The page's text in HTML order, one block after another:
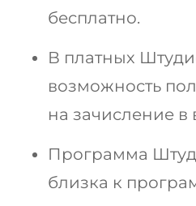
бесплатно.
В платных
возможность
на зачисление в
Программа
близка к